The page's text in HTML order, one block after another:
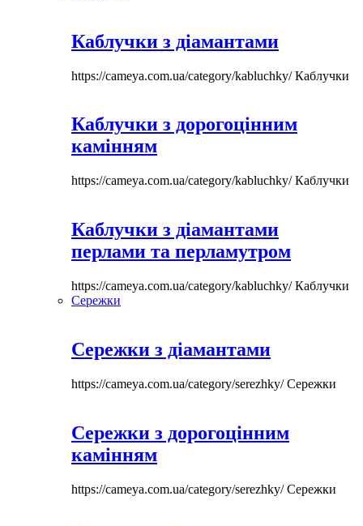
Каблучки з діамантами
https://cameya.com.ua/category/kabluchky/Каблучки
Каблучки з дорогоцінним
камінням
https://cameya.com.ua/category/kabluchky/Каблучки
Каблучки з діамантами
перлами та перламутром
https://cameya.com.ua/category/kabluchky/Каблучки
Сережки
Сережки з діамантами
https://cameya.com.ua/category/serezhky/Сережки
Сережки з дорогоцінним
камінням
https://cameya.com.ua/category/serezhky/Сережки